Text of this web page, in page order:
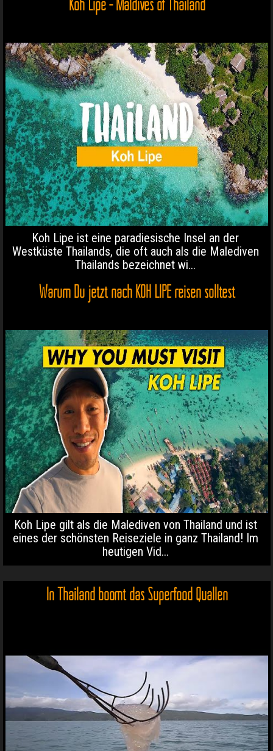
Koh Lipe ist eine paradiesische Insel an der
Westküste Thailands, die oft auch als die Malediven
Thailands bezeichnet wi...
Warum Du jetzt nach KOH LIPE reisen solltest
Koh Lipe gilt als die Malediven von Thailand und ist
eines der schönsten Reiseziele in ganz Thailand! Im
heutigen Vid...
In Thailand boomt das Superfood Quallen